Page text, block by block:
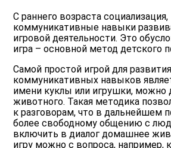
С раннего возраста социализация,
коммуникативные навыки
игровой деятельности. Это
игра – основной метод детского
Самой простой игрой для развития
коммуникативных навыков
имени куклы или игрушки, можно
животного. Такая методика
к разговорам, что в дальнейшем
более свободному общению с
включить в диалог домашнее
игру можно с вопроса, например,